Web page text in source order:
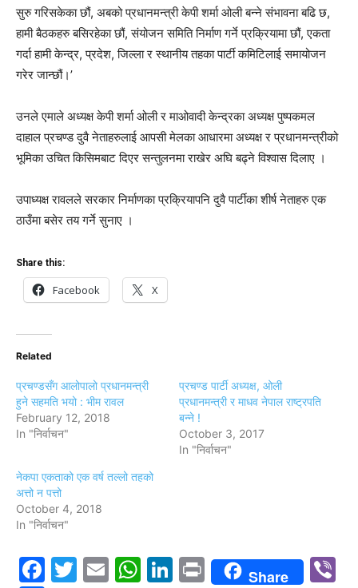
सुरु गरिसकेका छौं, अबको प्रधानमन्त्री केपी शर्मा ओली बन्ने संभावना बढि छ,
हामी बैठकहरु बसिरहेका छौं, संयोजन समिति निर्माण गर्ने प्रक्रियामा छौं, एकता
गर्दा हामी केन्द्र, प्रदेश, जिल्ला र स्थानीय तहका पार्टी कमिटिलाई समायोजन
गरेर जान्छौं।’
उनले एमाले अध्यक्ष केपी शर्मा ओली र माओवादी केन्द्रका अध्यक्ष पुष्पकमल
दाहाल प्रचण्ड दुवै नेताहरुलाई आपसी मेलका आधारमा अध्यक्ष र प्रधानमन्त्रीको
भूमिका उचित किसिमबाट दिएर सन्तुलनमा राखेर अघि बढ्ने विश्वास दिलाए ।
उपाध्यक्ष रावलले सरकार निर्माणका प्रक्रियापनि दुवै पार्टीका शीर्ष नेताहरु एक
ठाउँमा बसेर तय गर्ने सुनाए ।
Share this:
Facebook X
Related
प्रचण्डसँग आलोपालो प्रधानमन्त्री
हुने सहमति भयो : भीम रावल
February 12, 2018
In "निर्वाचन"
प्रचण्ड पार्टी अध्यक्ष, ओली
प्रधानमन्त्री र माधव नेपाल राष्ट्रपति
बन्ने !
October 3, 2017
In "निर्वाचन"
नेकपा एकताको एक वर्ष तल्लो तहको
अत्तो न पत्तो
October 4, 2018
In "निर्वाचन"
Facebook
Twitter
EmailWhatsApp
LinkedIn
PrintShare